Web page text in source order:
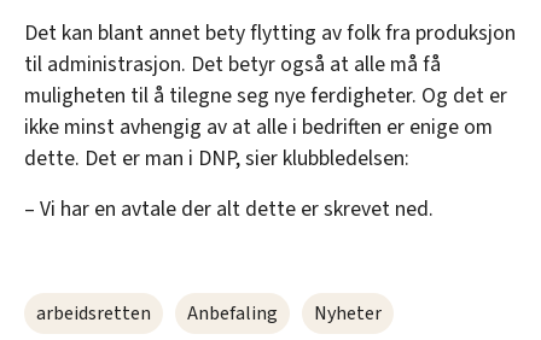
Det kan blant annet bety flytting av folk fra produksjon
til administrasjon. Det betyr også at alle må få
muligheten til å tilegne seg nye ferdigheter. Og det er
ikke minst avhengig av at alle i bedriften er enige om
dette. Det er man i DNP, sier klubbledelsen:
– Vi har en avtale der alt dette er skrevet ned.
arbeidsretten Anbefaling Nyheter